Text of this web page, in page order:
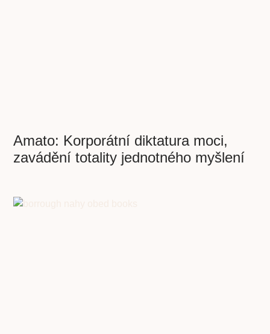
Amato: Korporátní diktatura moci,
zavádění totality jednotného myšlení